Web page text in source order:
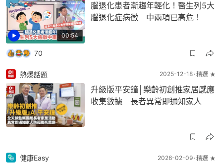
00:54
腦退化患者漸趨年輕化！醫生列5大
腦退化症病徵 中兩項已高危！
70
熱爆話題 2025-12-18 精選 ★
升級版平安鐘│樂齡初創推家居感應
收集數據 長者異常即通知家人
健康Easy 2026-02-09 精選 ★